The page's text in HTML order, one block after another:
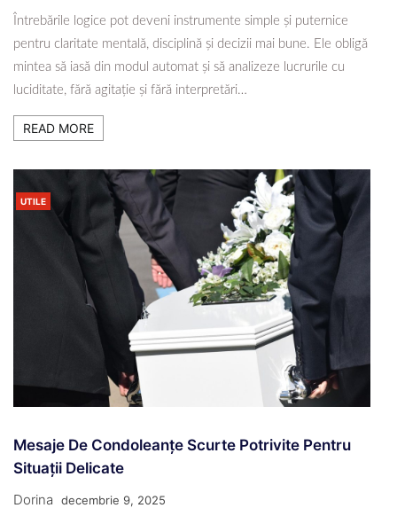
Întrebările logice pot deveni instrumente simple și puternice
pentru claritate mentală, disciplină și decizii mai bune. Ele obligă
mintea să iasă din modul automat și să analizeze lucrurile cu
luciditate, fără agitație și fără interpretări…
READ MORE
UTILE
Mesaje De Condoleanțe Scurte Potrivite Pentru
Situații Delicate
Dorina decembrie 9, 2025